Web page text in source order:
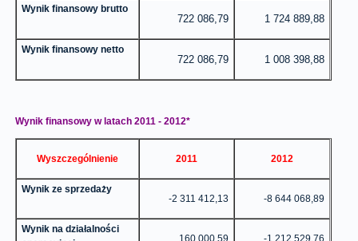
Wynik finansowy brutto
722 086,79 1 724 889,88
Wynik finansowy netto
722 086,79 1 008 398,88
Wynik finansowy w latach 2011 - 2012*
Wyszczególnienie 2011 2012
Wynik ze sprzedaży
-2 311 412,13
-8 644 068,89
Wynik na działalności
160 000,59 -1 212 529,76